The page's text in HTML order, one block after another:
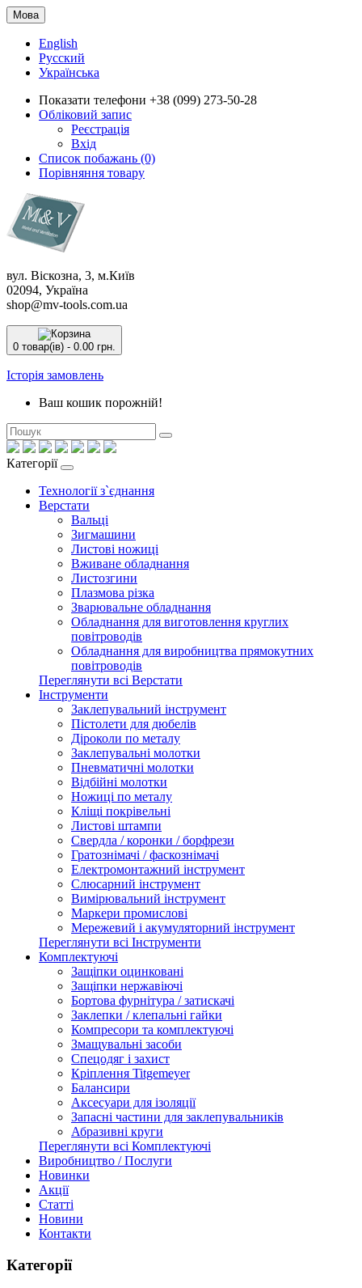
Мова
English
Русский
Українська
Показати телефони +38 (099) 273-50-28
Обліковий запис
Реєстрація
Вхід
Список побажань (0)
Порівняння товару
вул. Віскозна, 3, м.Київ
02094, Україна
shop@mv-tools.com.ua
0 товар(ів) - 0.00 грн.
Історія замовлень
Ваш кошик порожній!
Категорії
Технології з`єднання
Верстати
Вальці
Зигмашини
Листові ножиці
Вживане обладнання
Листозгини
Плазмова різка
Зварювальне обладнання
Обладнання для виготовлення круглих
повітроводів
Обладнання для виробництва прямокутних
повітроводів
Переглянути всі Верстати
Інструменти
Заклепувальний інструмент
Пістолети для дюбелів
Діроколи по металу
Заклепувальні молотки
Пневматичні молотки
Відбійні молотки
Ножиці по металу
Кліщі покрівельні
Листові штампи
Свердла / коронки / борфрези
Гратознімачі / фаскознімачі
Електромонтажний інструмент
Слюсарний інструмент
Вимірювальний інструмент
Маркери промислові
Мережевий і акумуляторний інструмент
Переглянути всі Інструменти
Комплектуючі
Защіпки оцинковані
Защіпки нержавіючі
Бортова фурнітура / затискачі
Заклепки / клепальні гайки
Компресори та комплектуючі
Змащувальні засоби
Спецодяг і захист
Кріплення Titgemeyer
Балансири
Аксесуари для ізоляції
Запасні частини для заклепувальників
Абразивні круги
Переглянути всі Комплектуючі
Виробництво / Послуги
Новинки
Акції
Статті
Новини
Контакти
Категорії